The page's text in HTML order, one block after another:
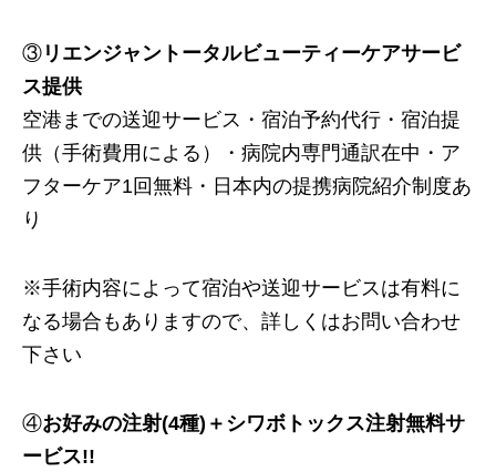
③ リエンジャントータルビューティーケアサービ
ス提供
空港までの送迎サービス・宿泊予約代行・宿泊提
供（手術費用による）・病院内専門通訳在中・ア
フターケア1回無料・日本内の提携病院紹介制度あ
り
※手術内容によって宿泊や送迎サービスは有料に
なる場合もありますので、詳しくはお問い合わせ
下さい
④お好みの注射(4種)＋シワボトックス注射無料サ
ービス!!